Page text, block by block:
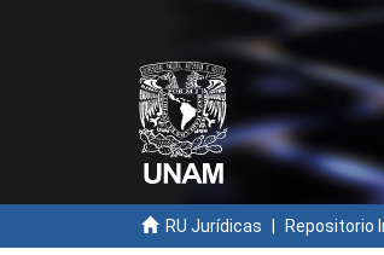
RU Jurídicas Repositorio